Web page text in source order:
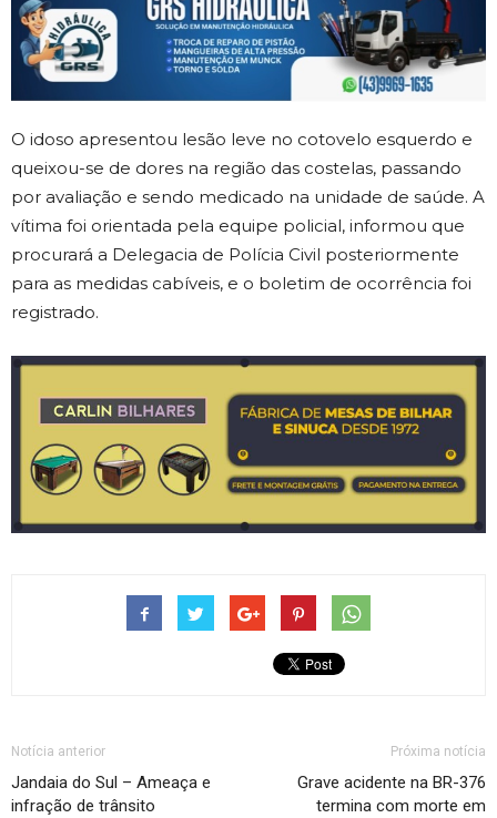
O idoso apresentou lesão leve no cotovelo esquerdo e
queixou-se de dores na região das costelas, passando
por avaliação e sendo medicado na unidade de saúde. A
vítima foi orientada pela equipe policial, informou que
procurará a Delegacia de Polícia Civil posteriormente
para as medidas cabíveis, e o boletim de ocorrência foi
registrado.
Notícia anterior
Jandaia do Sul – Ameaça e
infração de trânsito
Próxima notícia
Grave acidente na BR-376
termina com morte em